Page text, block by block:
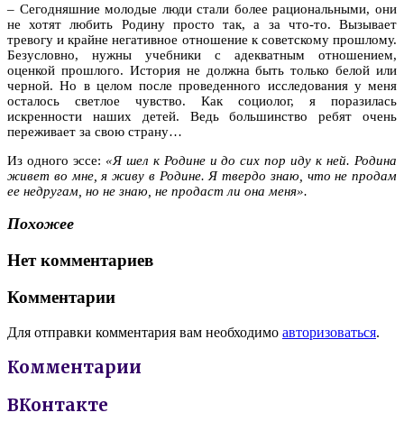
– Сегодняшние молодые люди стали более рациональными, они
не хотят любить Родину просто так, а за что-то. Вызывает
тревогу и крайне негативное отношение к советскому прошлому.
Безусловно, нужны учебники с адекватным отношением,
оценкой прошлого. История не должна быть только белой или
черной. Но в целом после проведенного исследования у меня
осталось светлое чувство. Как социолог, я поразилась
искренности наших детей. Ведь большинство ребят очень
переживает за свою страну…
Из одного эссе: «Я шел к Родине и до сих пор иду к ней. Родина
живет во мне, я живу в Родине. Я твердо знаю, что не продам
ее недругам, но не знаю, не продаст ли она меня».
Похожее
Нет комментариев
Комментарии
Для отправки комментария вам необходимо авторизоваться.
Комментарии
ВКонтакте